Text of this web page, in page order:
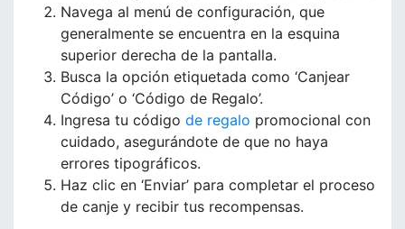
Navega al menú de configuración, que
generalmente se encuentra en la esquina
superior derecha de la pantalla.
Busca la opción etiquetada como ‘Canjear
Código’ o ‘Código de Regalo’.
Ingresa tu código de regalo promocional con
cuidado, asegurándote de que no haya
errores tipográficos.
Haz clic en ‘Enviar’ para completar el proceso
de canje y recibir tus recompensas.